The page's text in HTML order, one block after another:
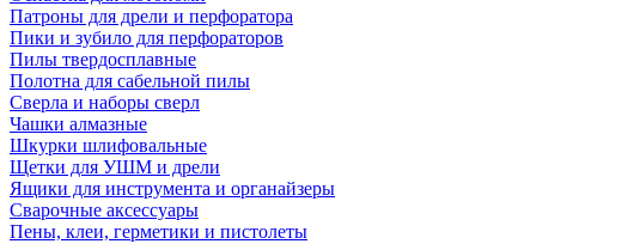
Патроны для дрели и перфоратора
Пики и зубило для перфораторов
Пилы твердосплавные
Полотна для сабельной пилы
Сверла и наборы сверл
Чашки алмазные
Шкурки шлифовальные
Щетки для УШМ и дрели
Ящики для инструмента и органайзеры
Сварочные аксессуары
Пены, клеи, герметики и пистолеты